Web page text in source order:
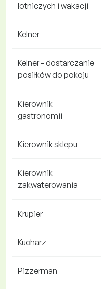
lotniczych i wakacji
Kelner
Kelner - dostarczanie
posiłków do pokoju
Kierownik
gastronomii
Kierownik sklepu
Kierownik
zakwaterowania
Krupier
Kucharz
Pizzerman